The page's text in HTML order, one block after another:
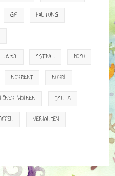
GIF HALTUNG
LIZZY MISTRAL MOMO
NORBERT NORBI
WOHNEN SMILLA
VERHALTEN